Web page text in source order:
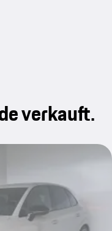
verkauft.